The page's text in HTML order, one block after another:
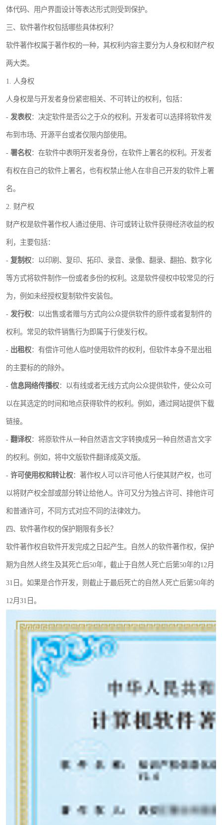
体代码、用户界面设计等表达形式则受到保护。
三、软件著作权包括哪些具体权利？
软件著作权属于著作权的一种，其权利内容主要分为人身权和财产权
两大类。
1. 人身权
人身权是与开发者身份紧密相关、不可转让的权利，包括：
- 发表权：决定软件是否公之于众的权利。开发者可以选择将软件发
布到市场、开源平台或者仅限内部使用。
- 署名权：在软件中表明开发者身份，在软件上署名的权利。开发者
有权在自己的软件上署名，也有权禁止他人在非自己开发的软件上署
名。
2. 财产权
财产权是软件著作权人通过使用、许可或转让软件获得经济收益的权
利，主要包括：
- 复制权：以印刷、复印、拓印、录音、录像、翻录、翻拍、数字化
等方式将软件制作一份或者多份的权利。这是软件侵权中较常见的行
为，例如未经授权复制软件安装包。
- 发行权：以出售或者赠与方式向公众提供软件的原件或者复制件的
权利。常见的软件销售行为即属于行使发行权。
- 出租权：有偿许可他人临时使用软件的权利，但软件本身不是出租
的主要标的的除外。
- 信息网络传播权：以有线或者无线方式向公众提供软件，使公众可
以在其选定的时间和地点获得软件的权利。例如，通过网站提供下载
链接。
- 翻译权：将原软件从一种自然语言文字转换成另一种自然语言文字
的权利。例如，将中文版软件翻译成英文版。
- 许可使用权和转让权：著作权人可以许可他人行使其财产权，也可
以将财产权全部或部分转让给他人。许可又分为独占许可、排他许可
和普通许可，不同方式对应不同的法律效力。
四、软件著作权的保护期限有多长？
软件著作权自软件开发完成之日起产生。自然人的软件著作权，保护
期为自然人终生及其死亡后50年，截止于自然人死亡后第50年的12月
31日。如果是合作开发，则截止于最后死亡的自然人死亡后第50年的
12月31日。